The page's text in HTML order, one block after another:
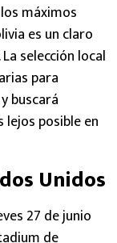
máximos
es un claro
selección local
para
buscará
posible en
Unidos
27 de junio
de